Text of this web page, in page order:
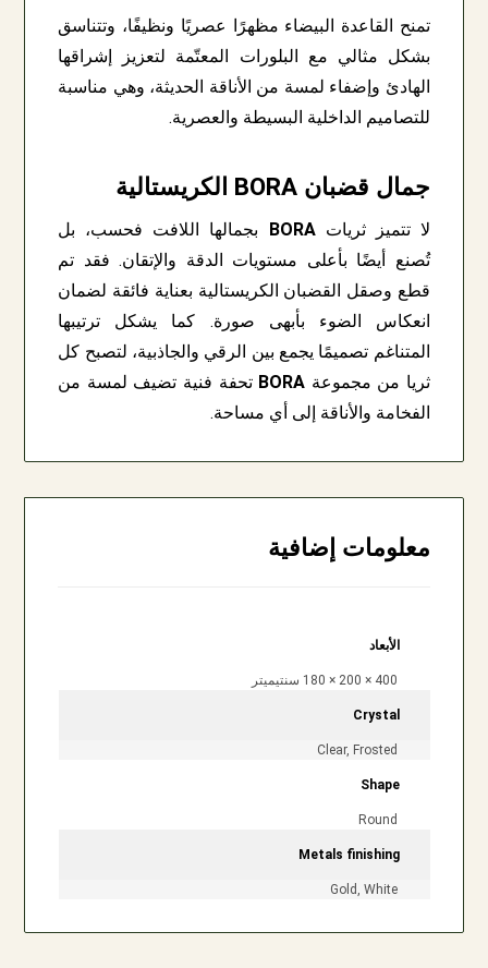
تمنح القاعدة البيضاء مظهرًا عصريًا ونظيفًا، وتتناسق
بشكل مثالي مع البلورات المعتّمة لتعزيز إشراقها
الهادئ وإضفاء لمسة من الأناقة الحديثة، وهي مناسبة
للتصاميم الداخلية البسيطة والعصرية.
جمال قضبان BORA الكريستالية
لا تتميز ثرياتBORA بجمالها اللافت فحسب، بل
تُصنع أيضًا بأعلى مستويات الدقة والإتقان. فقد تم
قطع وصقل القضبان الكريستالية بعناية فائقة لضمان
انعكاس الضوء بأبهى صورة. كما يشكل ترتيبها
المتناغم تصميمًا يجمع بين الرقي والجاذبية، لتصبح كل
ثريا من مجموعة BORA تحفة فنية تضيف لمسة من
الفخامة والأناقة إلى أي مساحة.
معلومات إضافية
الأبعاد
400 × 200 × 180 سنتيميتر
Crystal
Clear, Frosted
Shape
Round
Metals finishing
Gold, White